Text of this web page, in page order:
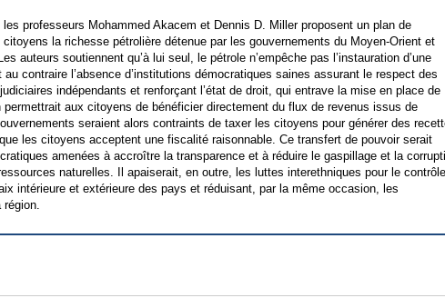
professeurs Mohammed Akacem et Dennis D. Miller proposent un plan de
la richesse pétrolière détenue par les gouvernements du Moyen-Orient et
auteurs soutiennent qu’à lui seul, le pétrole n’empêche pas l’instauration d’une
contraire l’absence d’institutions démocratiques saines assurant le respect des
indépendants et renforçant l’état de droit, qui entrave la mise en place de
aux citoyens de bénéficier directement du flux de revenus issus de
seraient alors contraints de taxer les citoyens pour générer des
les citoyens acceptent une fiscalité raisonnable. Ce transfert de pouvoir serait
amenées à accroître la transparence et à réduire le gaspillage et la
naturelles. Il apaiserait, en outre, les luttes interethniques pour le contrôle
intérieure et extérieure des pays et réduisant, par la même occasion, les